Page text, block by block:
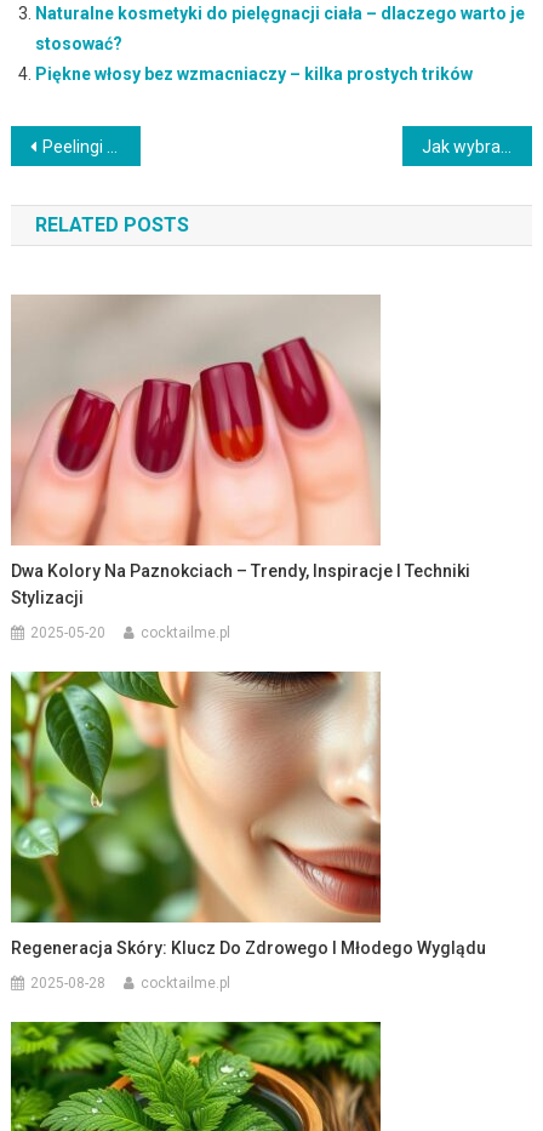
Naturalne kosmetyki do pielęgnacji ciała – dlaczego warto je
stosować?
Piękne włosy bez wzmacniaczy – kilka prostych trików
Nawigacja
wpisu
Peelingi migdałowe – skutki, zastosowanie i przygotowanie do zabiegu
RELATED POSTS
Dwa Kolory Na Paznokciach – Trendy, Inspiracje I Techniki
Stylizacji
2025-05-20 cocktailme.pl
Regeneracja Skóry: Klucz Do Zdrowego I Młodego Wyglądu
2025-08-28 cocktailme.pl